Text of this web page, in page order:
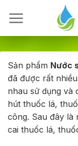
Sản phẩm Nước
đã được rất
nhau sử dụng và
hút thuốc lá,
công. Sau đây là
cai thuốc lá,